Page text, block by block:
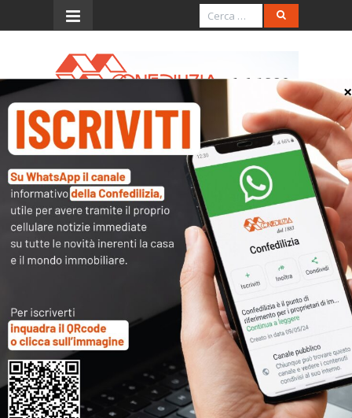
Menu
Studi e durata dei contratti
Quesito
La durata minima del primo periodo
contrattuale di un contratto di
locazione di un immobile adibito a
studio professionale è 4 anni?
Parere
No. Ai sensi dell’art. 27, l. n. 392/1978, la
durata minima del primo periodo
contrattuale di locazioni come quelle di
cui al quesito è di 6 anni.